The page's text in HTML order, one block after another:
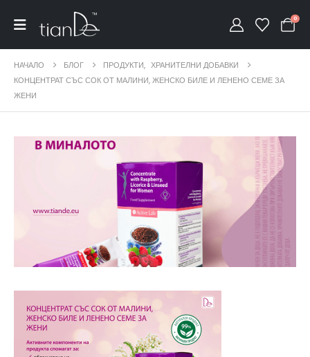
0
НАЧАЛО БЛОГ ПРОДУКТИ, ХРАНИТЕЛНИ ДОБАВКИ
КОНЦЕНТРАТ СЪС СОК ОТ МАЛИНИ, ЖЕНСКО БИЛЕ И ЛЕНЕНО СЕМЕ ЗА
ЖЕНИ